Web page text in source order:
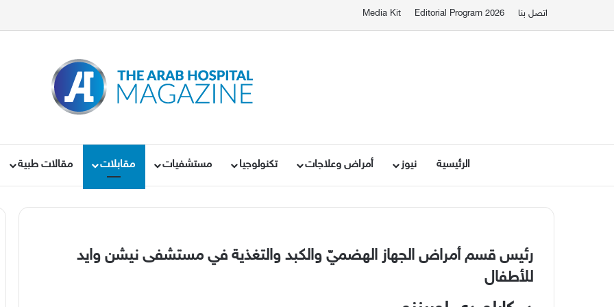
اتصل بنا Editorial Program 2026
Media Kit
الرئيسية نيوز أمراض وعلاجات تكنولوجيا مستشفيات مقابلات مقالات طبية
رئيس قسم أمراض الجهاز الهضميّ والكبد والتغذية في مستشفى نيشن وايد
للأطفال